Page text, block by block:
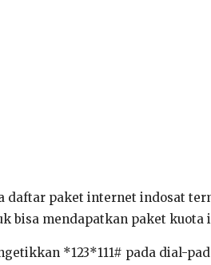
daftar paket internet indosat
bisa mendapatkan paket
*123*111# pada dial-